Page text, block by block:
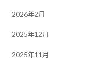
2026年2月
2025年12月
2025年11月